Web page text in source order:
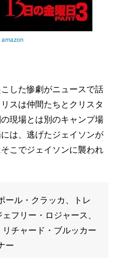
amazon
した惨劇がニュースで話
スは仲間たちとクリスタ
現場とは別のキャンプ場
は、逃げたジェイソンが
こでジェイソンに襲われ
ール・クラッカ、トレ
フリー・ロジャース、
チャード・ブルッカー
ー